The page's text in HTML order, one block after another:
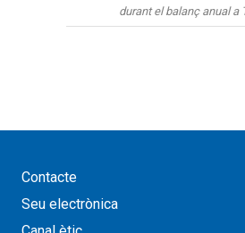
durant el balanç anual a
Contacte
Seu electrònica